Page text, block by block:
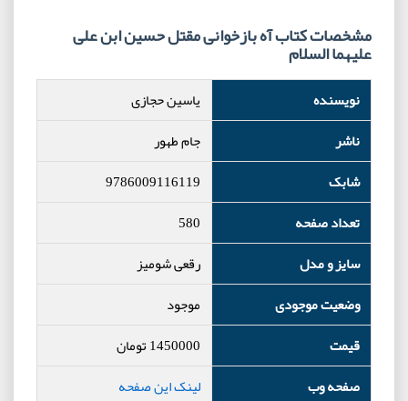
مشخصات کتاب آه بازخوانی مقتل حسین ابن علی
علیهما السلام
نویسنده
یاسین حجازی
ناشر
جام طهور
شابک
9786009116119
تعداد صفحه
580
سایز و مدل
رقعی شومیز
وضعیت موجودی
موجود
قیمت
1450000تومان
صفحه وب
لینک این صفحه